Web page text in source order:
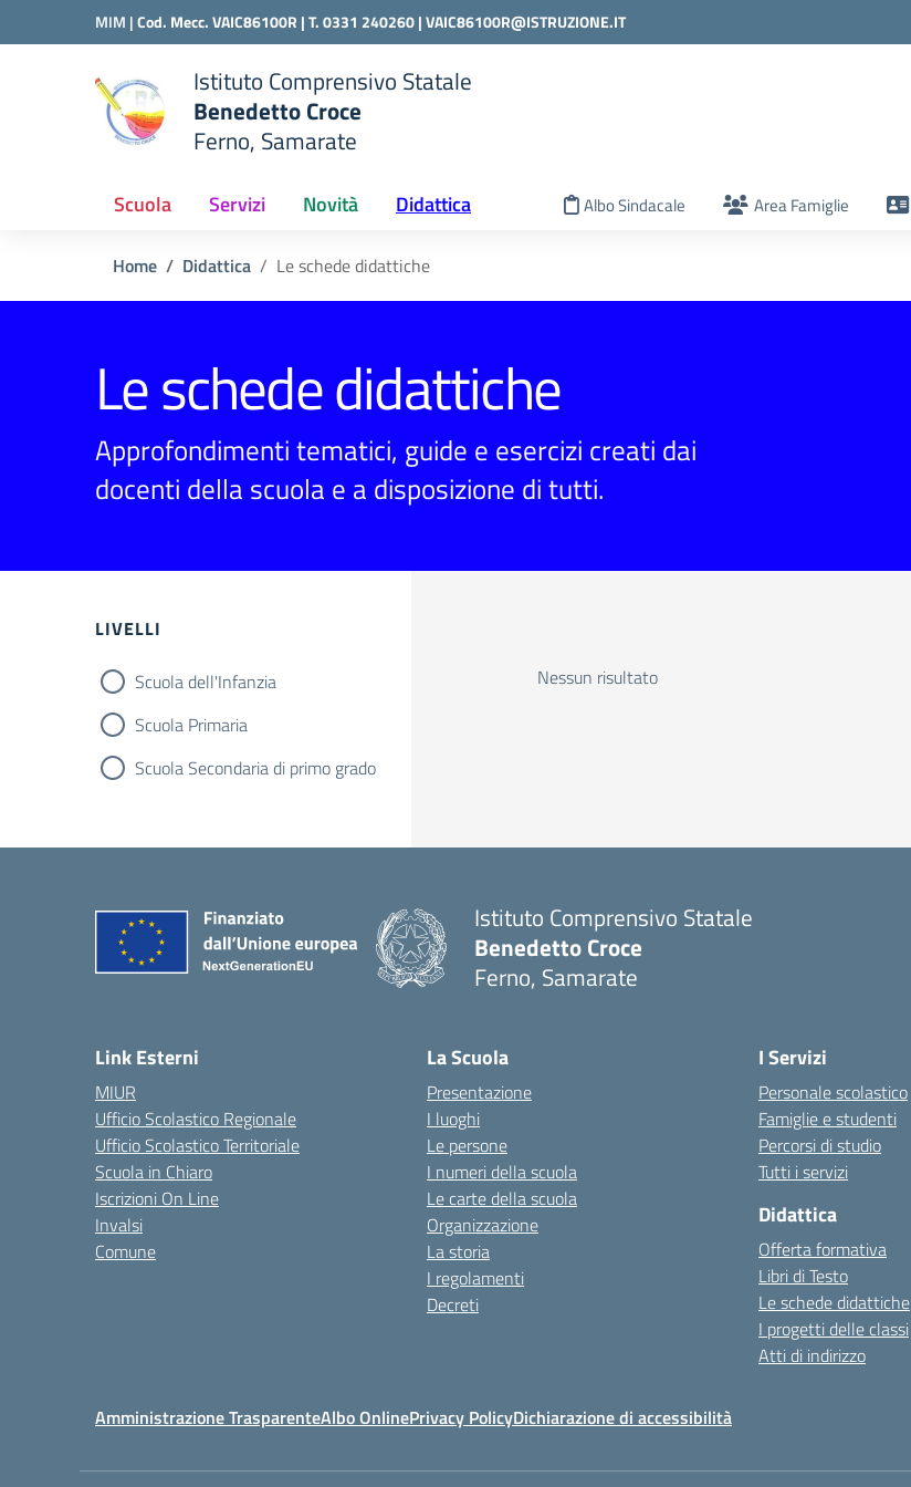
Vai ai contenuti
Vai al menu di navigazione
MIM |Cod. Mecc. VAIC86100R | T. 0331 240260 |VAIC86100R@ISTRUZIONE.IT
scuola
Istituto Comprensivo Statale
Benedetto Croce
Ferno, Samarate
Scuola Servizi Novità Didattica Albo Sindacale Area Famiglie
Home Didattica Le schede didattiche
Le schede didattiche
Approfondimenti tematici, guide e esercizi creati dai
docenti della scuola e a disposizione di tutti.
Filtri
LIVELLI
Scuola dell'Infanzia
Scuola Primaria
Scuola Secondaria di primo grado
Nessun risultato
Istituto Comprensivo Statale
Benedetto Croce
Ferno, Samarate
Link Esterni
MIUR
Ufficio Scolastico Regionale
Ufficio Scolastico Territoriale
Scuola in Chiaro
Iscrizioni On Line
Invalsi
Comune
La Scuola
Presentazione
I luoghi
Le persone
I numeri della scuola
Le carte della scuola
Organizzazione
La storia
I regolamenti
Decreti
I Servizi
Personale scolastico
Famiglie e studenti
Percorsi di studio
Tutti i servizi
Didattica
Offerta formativa
Libri di Testo
Le schede didattiche
I progetti delle classi
Atti di indirizzo
Amministrazione TrasparenteAlbo OnlinePrivacy PolicyDichiarazione di accessibilità